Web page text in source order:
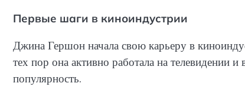
Первые шаги в киноиндустрии
Джина Гершон начала свою карьеру в
тех пор она активно работала на телевидении
популярность.